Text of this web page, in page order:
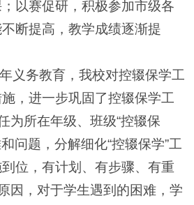
以赛促研，积极参加市级各
断提高，教学成绩逐渐提
义务教育，我校对控辍保学工
，进一步巩固了控辍保学工
为所在年级、班级“控辍保
问题，分解细化“控辍保学”工
位，有计划、有步骤、有重
因，对于学生遇到的困难，学